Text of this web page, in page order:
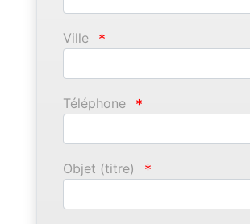
Ville *
Téléphone *
Objet (titre) *